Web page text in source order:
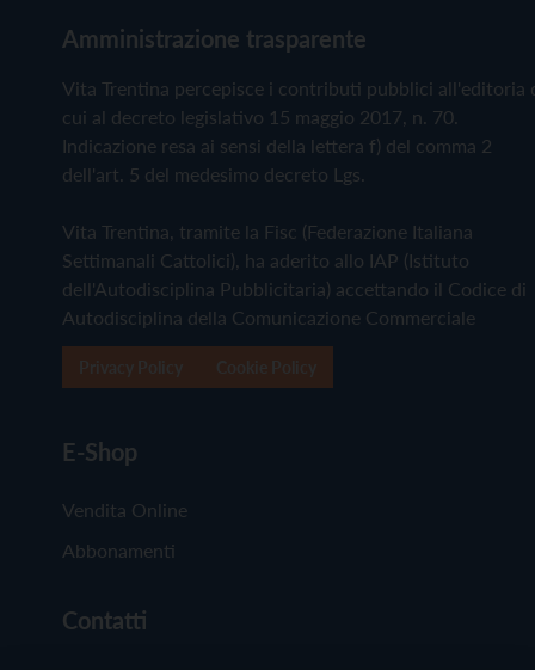
Amministrazione trasparente
Vita Trentina percepisce i contributi pubblici all'editoria
cui al decreto legislativo 15 maggio 2017, n. 70.
Indicazione resa ai sensi della lettera f) del comma 2
dell'art. 5 del medesimo decreto Lgs.
Vita Trentina, tramite la Fisc (Federazione Italiana
Settimanali Cattolici), ha aderito allo IAP (Istituto
dell'Autodisciplina Pubblicitaria) accettando il Codice di
Autodisciplina della Comunicazione Commerciale
E-Shop
Vendita Online
Abbonamenti
Contatti